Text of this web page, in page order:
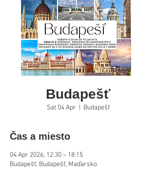
Budapešť
Sat 04 Apr Budapešť
Čas a miesto
04 Apr 2026, 12:30 – 18:15
Budapešť, Budapešť, Maďarsko